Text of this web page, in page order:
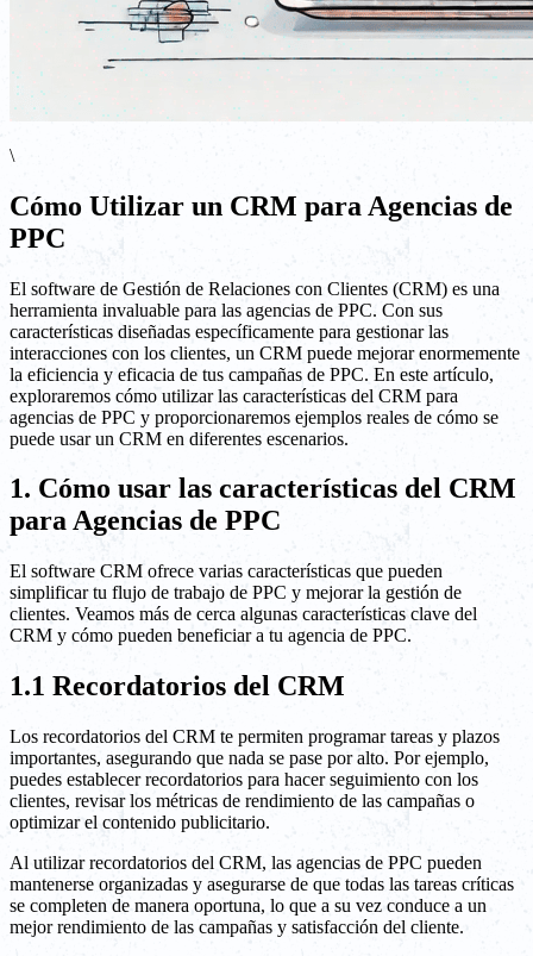
\
Cómo Utilizar un CRM para Agencias de
PPC
El software de Gestión de Relaciones con Clientes (CRM) es una
herramienta invaluable para las agencias de PPC. Con sus
características diseñadas específicamente para gestionar las
interacciones con los clientes, un CRM puede mejorar enormemente
la eficiencia y eficacia de tus campañas de PPC. En este artículo,
exploraremos cómo utilizar las características del CRM para
agencias de PPC y proporcionaremos ejemplos reales de cómo se
puede usar un CRM en diferentes escenarios.
1. Cómo usar las características del CRM
para Agencias de PPC
El software CRM ofrece varias características que pueden
simplificar tu flujo de trabajo de PPC y mejorar la gestión de
clientes. Veamos más de cerca algunas características clave del
CRM y cómo pueden beneficiar a tu agencia de PPC.
1.1 Recordatorios del CRM
Los recordatorios del CRM te permiten programar tareas y plazos
importantes, asegurando que nada se pase por alto. Por ejemplo,
puedes establecer recordatorios para hacer seguimiento con los
clientes, revisar los métricas de rendimiento de las campañas o
optimizar el contenido publicitario.
Al utilizar recordatorios del CRM, las agencias de PPC pueden
mantenerse organizadas y asegurarse de que todas las tareas críticas
se completen de manera oportuna, lo que a su vez conduce a un
mejor rendimiento de las campañas y satisfacción del cliente.